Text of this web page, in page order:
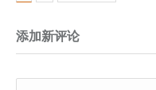
添加新评论